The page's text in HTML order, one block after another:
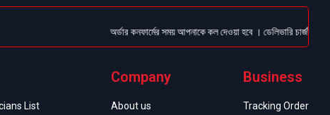
অর্ডার কনফার্মের সময় আপনাকে কল দেওয়া হবে । ডেলিভারি চার্জটা
List
Company
About us
Business
Tracking Order